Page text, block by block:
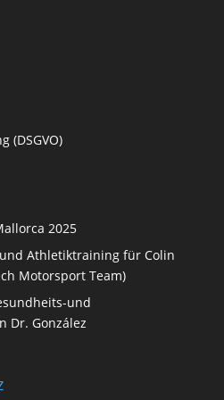
(DSGVO)
2025
Athletiktraining für Colin
Motorsport Team)
und
Dr. González